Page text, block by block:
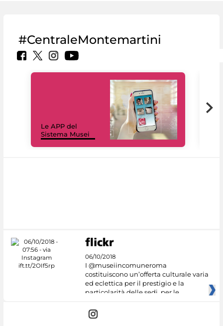
#CentraleMontemartini
Le APP del
Sistema Musei
06/10/2018
I @museiincomuneroma
costituiscono un’offerta culturale varia
ed eclettica per il prestigio e la
particolarità delle sedi, per le